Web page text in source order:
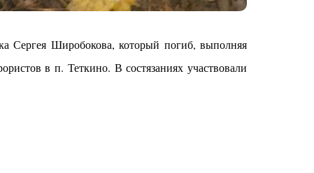
Сергея Широбокова, который погиб, выполняя
в п. Теткино. В состязаниях участвовали